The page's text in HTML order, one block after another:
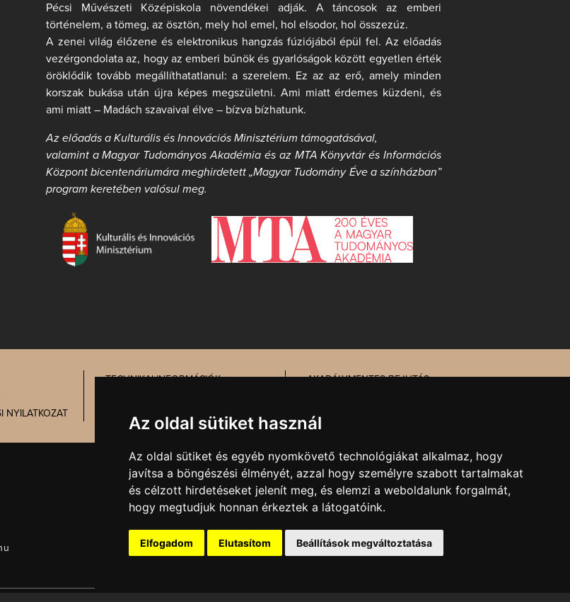
Az oldal sütiket használ
Az oldal sütiket és egyéb nyomkövető technológiákat alkalmaz, hogy
javítsa a böngészési élményét, azzal hogy személyre szabott tartalmakat
és célzott hirdetéseket jelenít meg, és elemzi a weboldalunk forgalmát,
hogy megtudjuk honnan érkeztek a látogatóink.
Elfogadom Elutasítom Beállítások megváltoztatása
Pécsi Művészeti Középiskola növendékei adják. A táncosok az emberi
történelem, a tömeg, az ösztön, mely hol emel, hol elsodor, hol összezúz.
A zenei világ élőzene és elektronikus hangzás fúziójából épül fel. Az előadás
vezérgondolata az, hogy az emberi bűnök és gyarlóságok között egyetlen érték
öröklődik tovább megállíthatatlanul: a szerelem. Ez az az erő, amely minden
korszak bukása után újra képes megszületni. Ami miatt érdemes küzdeni, és
ami miatt – Madách szavaival élve – bízva bízhatunk.
Az előadás a Kulturális és Innovációs Minisztérium támogatásával,
valamint a Magyar Tudományos Akadémia és az MTA Könyvtár és Információs
Központ bicentenáriumára meghirdetett „Magyar Tudomány Éve a színházban”
program keretében valósul meg.
NYILATKOZAT
TECHNIKAI INFORMÁCIÓK
AKADÁLYMENTES BEJUTÁS
TŰZ- ÉS MUNKAVÉDELEM
IGAZGATÓSÁG, TITKÁRSÁG
Telefon:+36 72 512-671
E-mail:titkarsag@pnsz.hu
MARKETING, SAJTÓ,
KOMMUNIKÁCIÓ
E-mail:
kommunikacio@pnsz.hu